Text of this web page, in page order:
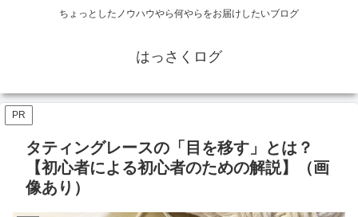
ちょっとしたノウハウやら何やらをお届けしたいブログ
はっさくログ
PR
タティングレースの「目を移す」とは？
【初心者による初心者のための解説】（画
像あり）